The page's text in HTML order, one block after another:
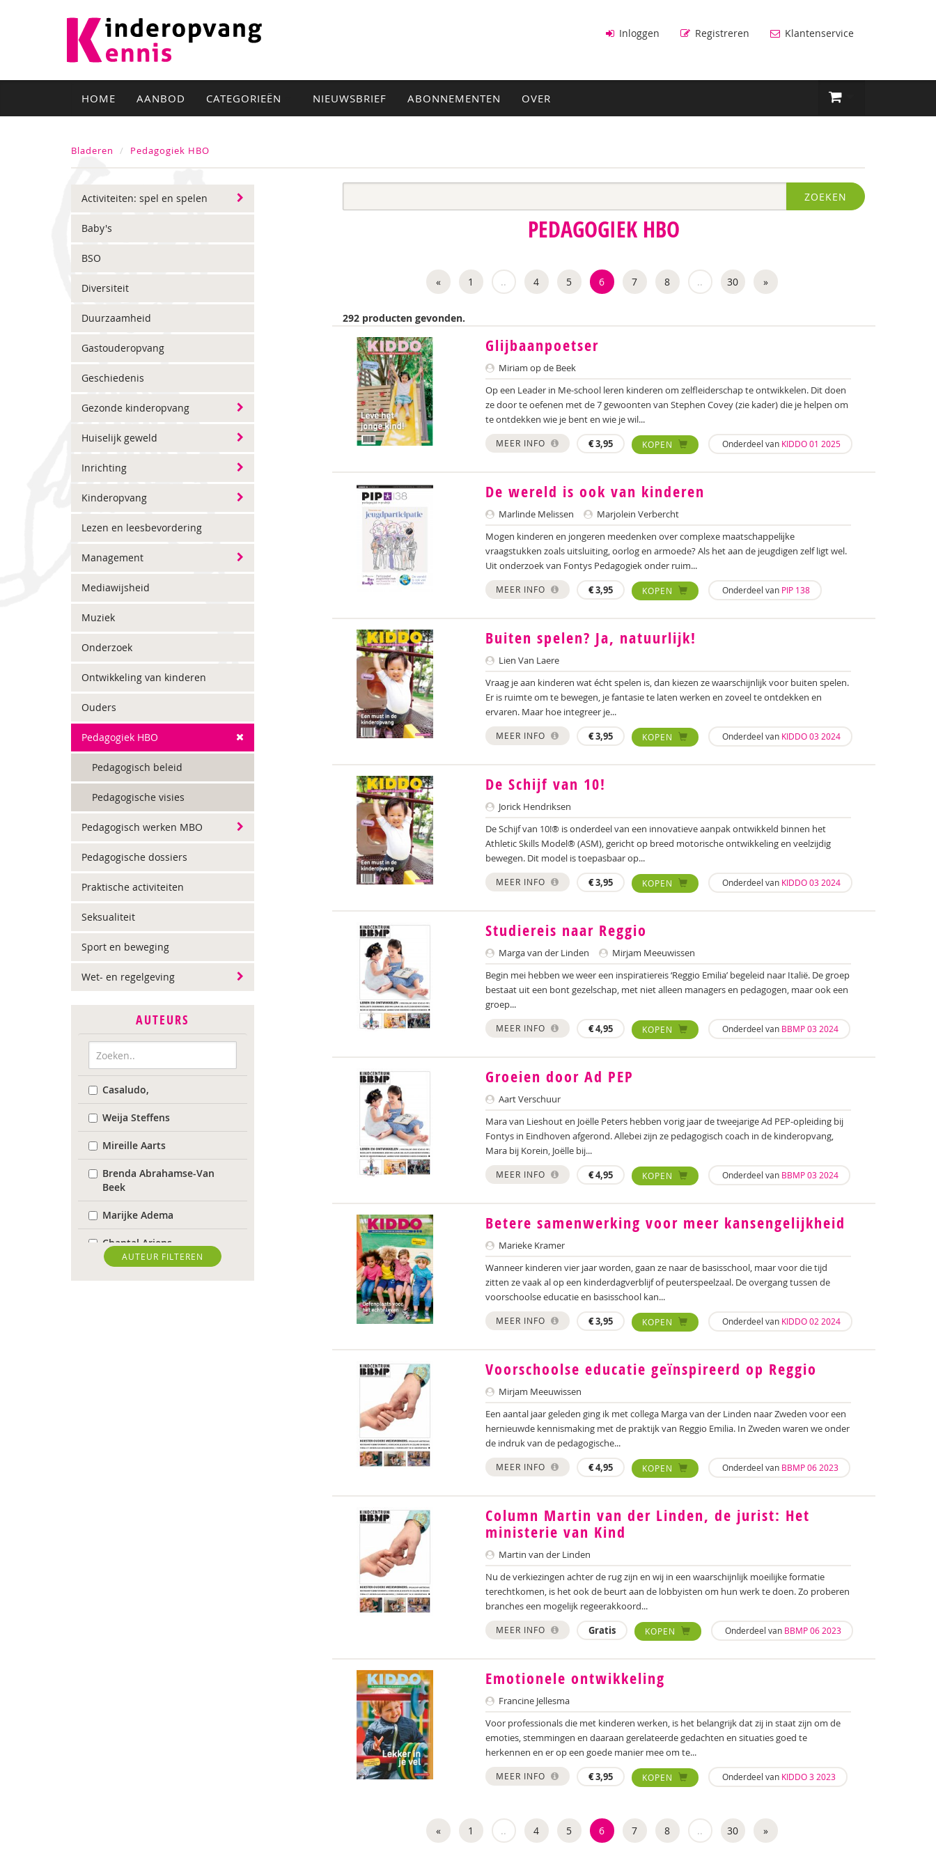
Inloggen Registreren Klantenservice
HOME AANBOD CATEGORIEËN NIEUWSBRIEF ABONNEMENTEN OVER
Bladeren Pedagogiek HBO
Activiteiten: spel en spelen
Baby's
BSO
Diversiteit
Duurzaamheid
Gastouderopvang
Geschiedenis
Gezonde kinderopvang
Huiselijk geweld
Inrichting
Kinderopvang
Lezen en leesbevordering
Management
Mediawijsheid
Muziek
Onderzoek
Ontwikkeling van kinderen
Ouders
Pedagogiek HBO
Pedagogisch beleid
Pedagogische visies
Pedagogisch werken MBO
Pedagogische dossiers
Praktische activiteiten
Seksualiteit
Sport en beweging
Wet- en regelgeving
AUTEURS
Casaludo,
Weija Steffens
Mireille Aarts
Brenda Abrahamse-Van
Beek
Marijke Adema
Chantal Ariens
Ben Baarda
AUTEUR FILTEREN
ZOEKEN
PEDAGOGIEK HBO
« 1 .. 4 5 6 7 8 .. 30 »
292 producten gevonden.
Glijbaanpoetser
Miriam op de Beek
Op een Leader in Me-school leren kinderen om zelfleiderschap te ontwikkelen. Dit doen
ze door te oefenen met de 7 gewoonten van Stephen Covey (zie kader) die je helpen om
te ontdekken wie je bent en wie je wil...
MEER INFO €3,95 KOPEN Onderdeel van KIDDO 01 2025
De wereld is ook van kinderen
Marlinde Melissen
Marjolein Verbercht
Mogen kinderen en jongeren meedenken over complexe maatschappelĳke
vraagstukken zoals uitsluiting, oorlog en armoede? Als het aan de jeugdigen zelf ligt wel.
Uit onderzoek van Fontys Pedagogiek onder ruim...
MEER INFO €3,95 KOPEN Onderdeel van PIP 138
Buiten spelen? Ja, natuurlijk!
Lien Van Laere
Vraag je aan kinderen wat écht spelen is, dan kiezen ze waarschijnlijk voor buiten spelen.
Er is ruimte om te bewegen, je fantasie te laten werken en zoveel te ontdekken en
ervaren. Maar hoe integreer je...
MEER INFO €3,95 KOPEN Onderdeel van KIDDO 03 2024
De Schijf van 10!
Jorick Hendriksen
De Schijf van 10!® is onderdeel van een innovatieve aanpak ontwikkeld binnen het
Athletic Skills Model® (ASM), gericht op breed motorische ontwikkeling en veelzijdig
bewegen. Dit model is toepasbaar op...
MEER INFO €3,95 KOPEN Onderdeel van KIDDO 03 2024
Studiereis naar Reggio
Marga van der Linden
Mirjam Meeuwissen
Begin mei hebben we weer een inspiratiereis ‘Reggio Emilia’ begeleid naar Italië. De groep
bestaat uit een bont gezelschap, met niet alleen managers en pedagogen, maar ook een
groep...
MEER INFO €4,95 KOPEN Onderdeel van BBMP 03 2024
Groeien door Ad PEP
Aart Verschuur
Mara van Lieshout en Joëlle Peters hebben vorig jaar de tweejarige Ad PEP-opleiding bij
Fontys in Eindhoven afgerond. Allebei zijn ze pedagogisch coach in de kinderopvang,
Mara bij Korein, Joëlle bij...
MEER INFO €4,95 KOPEN Onderdeel van BBMP 03 2024
Betere samenwerking voor meer kansengelijkheid
Marieke Kramer
Wanneer kinderen vier jaar worden, gaan ze naar de basisschool, maar voor die tijd
zitten ze vaak al op een kinderdagverblijf of peuterspeelzaal. De overgang tussen de
voorschoolse educatie en basisschool kan...
MEER INFO €3,95 KOPEN Onderdeel van KIDDO 02 2024
Voorschoolse educatie geïnspireerd op Reggio
Mirjam Meeuwissen
Een aantal jaar geleden ging ik met collega Marga van der Linden naar Zweden voor een
hernieuwde kennismaking met de praktijk van Reggio Emilia. In Zweden waren we onder
de indruk van de pedagogische...
MEER INFO €4,95 KOPEN Onderdeel van BBMP 06 2023
Column Martin van der Linden, de jurist: Het
ministerie van Kind
Martin van der Linden
Nu de verkiezingen achter de rug zijn en wij in een waarschijnlijk moeilijke formatie
terechtkomen, is het ook de beurt aan de lobbyisten om hun werk te doen. Zo proberen
branches een mogelijk regeerakkoord...
MEER INFO Gratis KOPEN Onderdeel van BBMP 06 2023
Emotionele ontwikkeling
Francine Jellesma
Voor professionals die met kinderen werken, is het belangrijk dat zij in staat zijn om de
emoties, stemmingen en daaraan gerelateerde gedachten en situaties goed te
herkennen en er op een goede manier mee om te...
MEER INFO €3,95 KOPEN Onderdeel van KIDDO 3 2023
« 1 .. 4 5 6 7 8 .. 30 »